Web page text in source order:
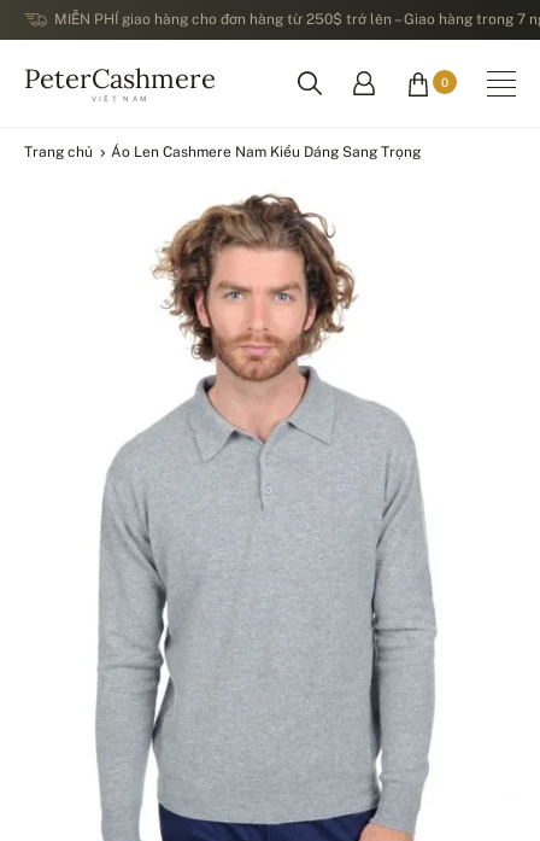
MIỄN PHÍ giao hàng cho đơn hàng từ 250$ trở lên – Giao hàng trong 7
PeterCashmere
VIỆT NAM
0
Trang chủ Áo Len Cashmere Nam Kiểu Dáng Sang Trọng